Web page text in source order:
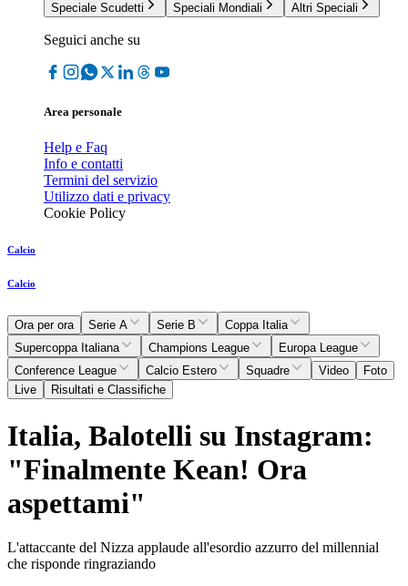
Speciale Scudetti
Speciali Mondiali Altri Speciali
Seguici anche su
Area personale
Help e Faq
Info e contatti
Termini del servizio
Utilizzo dati e privacy
Cookie Policy
Calcio
Calcio
Ora per ora Serie A Serie B
Coppa Italia
Supercoppa Italiana
Champions League
Europa League
Conference League
Calcio Estero Squadre Video
Foto
Live
Risultati e Classifiche
Italia, Balotelli su Instagram:
"Finalmente Kean! Ora
aspettami"
L'attaccante del Nizza applaude all'esordio azzurro del millennial
che risponde ringraziando